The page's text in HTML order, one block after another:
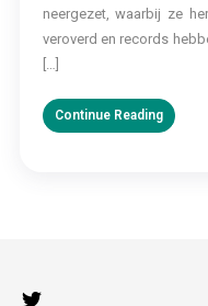
neergezet, waarbij ze
veroverd en records
[…]
Continue Reading